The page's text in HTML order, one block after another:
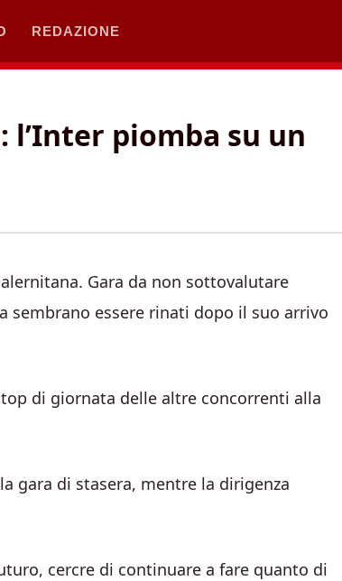
REDAZIONE
piomba su un
Gara da non sottovalutare
sembrano essere rinati dopo il suo arrivo
di giornata delle altre concorrenti alla
gara di stasera, mentre la dirigenza
cercre di continuare a fare quanto di